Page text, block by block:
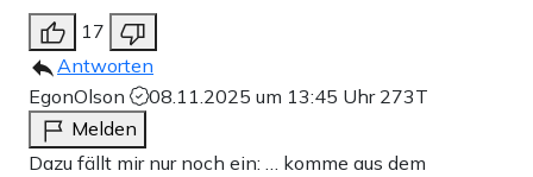
17
Antworten
EgonOlson
08.11.2025 um 13:45 Uhr 273T
Melden
Dazu fällt mir nur noch ein: … komme aus dem